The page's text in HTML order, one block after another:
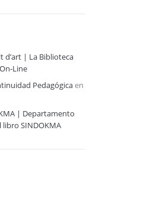
d’art | La Biblioteca
Line
Pedagógicaen
| Departamento
libro SINDOKMA